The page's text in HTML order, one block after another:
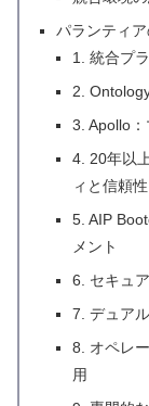
パランティ
1. 統合プ
2.
3. Apollo
4. 20年以
ィと信頼性
5. AIP
メント
6. セキュ
7. デュア
8. オペレ
用